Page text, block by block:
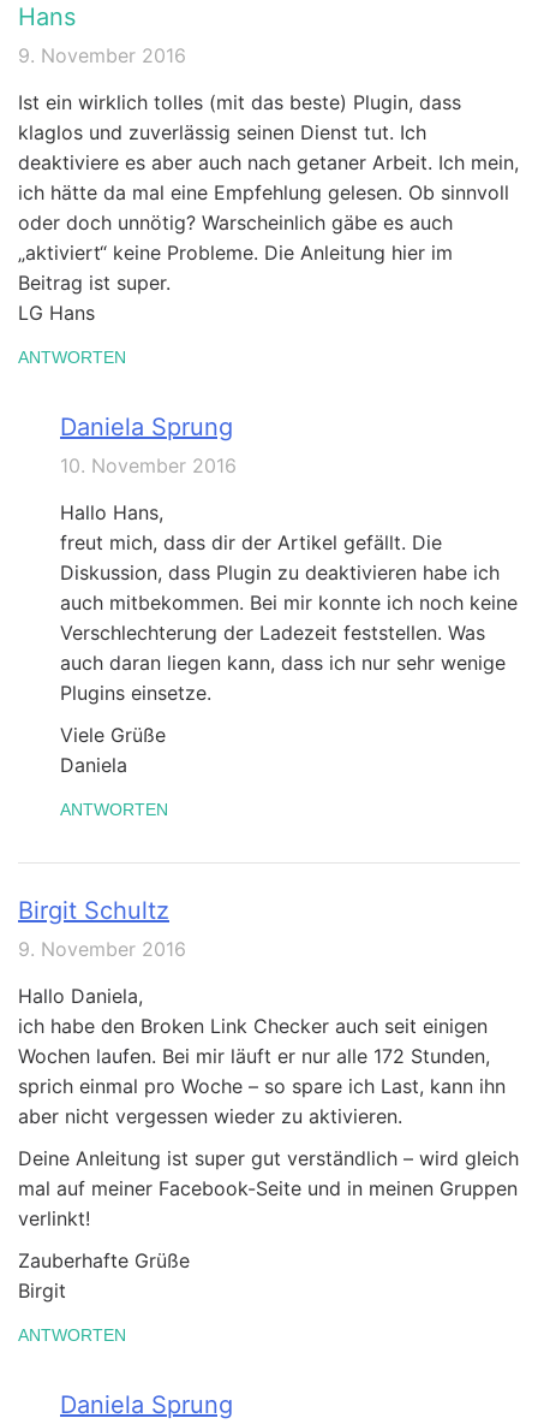
Hans
9. November 2016
Ist ein wirklich tolles (mit das beste) Plugin, dass
klaglos und zuverlässig seinen Dienst tut. Ich
deaktiviere es aber auch nach getaner Arbeit. Ich mein,
ich hätte da mal eine Empfehlung gelesen. Ob sinnvoll
oder doch unnötig? Warscheinlich gäbe es auch
„aktiviert“ keine Probleme. Die Anleitung hier im
Beitrag ist super.
LG Hans
ANTWORTEN
Daniela Sprung
10. November 2016
Hallo Hans,
freut mich, dass dir der Artikel gefällt. Die
Diskussion, dass Plugin zu deaktivieren habe ich
auch mitbekommen. Bei mir konnte ich noch keine
Verschlechterung der Ladezeit feststellen. Was
auch daran liegen kann, dass ich nur sehr wenige
Plugins einsetze.
Viele Grüße
Daniela
ANTWORTEN
Birgit Schultz
9. November 2016
Hallo Daniela,
ich habe den Broken Link Checker auch seit einigen
Wochen laufen. Bei mir läuft er nur alle 172 Stunden,
sprich einmal pro Woche – so spare ich Last, kann ihn
aber nicht vergessen wieder zu aktivieren.
Deine Anleitung ist super gut verständlich – wird gleich
mal auf meiner Facebook-Seite und in meinen Gruppen
verlinkt!
Zauberhafte Grüße
Birgit
ANTWORTEN
Daniela Sprung